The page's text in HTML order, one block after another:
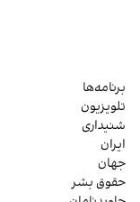
برنامه‌ها
تلویزیون
شنیداری
ایران
جهان
حقوق بشر